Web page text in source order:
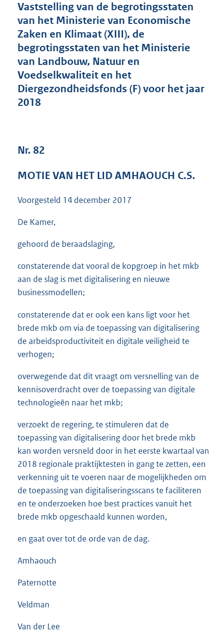
s
g
o
t
t
e
:
Vaststelling van de begrotingsstaten
van het Ministerie van Economische
Zaken en Klimaat (XIII), de
begrotingsstaten van het Ministerie
van Landbouw, Natuur en
Voedselkwaliteit en het
Diergezondheidsfonds (F) voor het jaar
2018
Nr. 82
MOTIE VAN HET LID AMHAOUCH C.S.
Voorgesteld 14 december 2017
De Kamer,
gehoord de beraadslaging,
constaterende dat vooral de kopgroep in het mkb
aan de slag is met digitalisering en nieuwe
businessmodellen;
constaterende dat er ook een kans ligt voor het
brede mkb om via de toepassing van digitalisering
de arbeidsproductiviteit en digitale veiligheid te
verhogen;
overwegende dat dit vraagt om versnelling van de
kennisoverdracht over de toepassing van digitale
technologieën naar het mkb;
verzoekt de regering, te stimuleren dat de
toepassing van digitalisering door het brede mkb
kan worden versneld door in het eerste kwartaal van
2018 regionale praktijktesten in gang te zetten, een
verkenning uit te voeren naar de mogelijkheden om
de toepassing van digitaliseringsscans te faciliteren
en te onderzoeken hoe best practices vanuit het
brede mkb opgeschaald kunnen worden,
en gaat over tot de orde van de dag.
Amhaouch
Paternotte
Veldman
Van der Lee